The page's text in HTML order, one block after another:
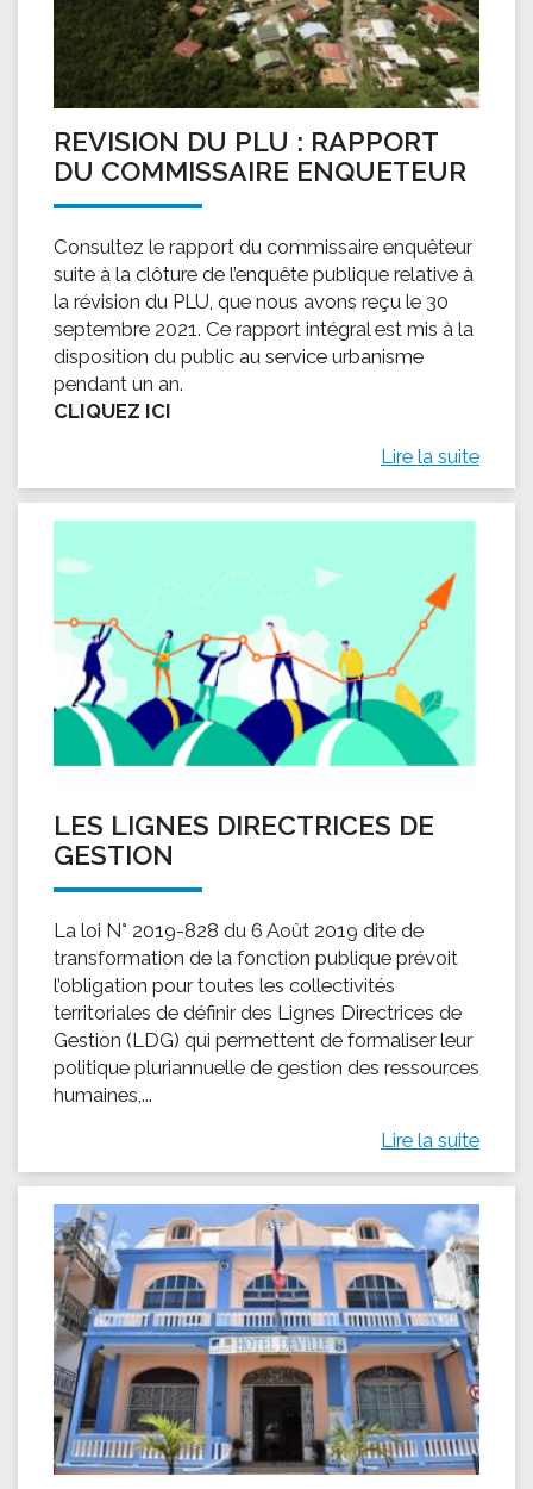
REVISION DU PLU : RAPPORT
DU COMMISSAIRE ENQUETEUR
Consultez le rapport du commissaire enquêteur
suite à la clôture de l’enquête publique relative à
la révision du PLU, que nous avons reçu le 30
septembre 2021. Ce rapport intégral est mis à la
disposition du public au service urbanisme
pendant un an.
CLIQUEZ ICI
Lire la suite
LES LIGNES DIRECTRICES DE
GESTION
La loi N° 2019-828 du 6 Août 2019 dite de
transformation de la fonction publique prévoit
l’obligation pour toutes les collectivités
territoriales de définir des Lignes Directrices de
Gestion (LDG) qui permettent de formaliser leur
politique pluriannuelle de gestion des ressources
humaines,...
Lire la suite